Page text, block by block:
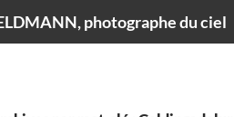
photographe du ciel